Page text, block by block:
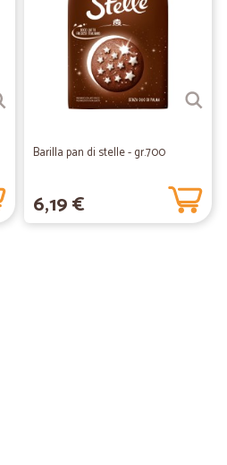
Barilla pan di stelle - gr.700
6,19 €